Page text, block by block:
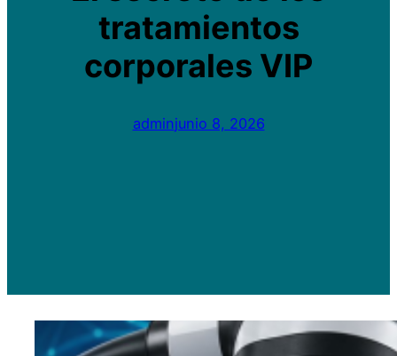
tratamientos
corporales VIP
adminjunio 8, 2026